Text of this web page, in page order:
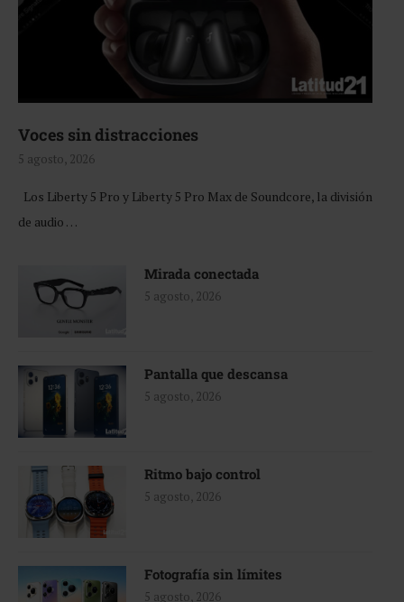
Voces sin distracciones
5 agosto, 2026
Los Liberty 5 Pro y Liberty 5 Pro Max de Soundcore, la división
de audio …
Mirada conectada
5 agosto, 2026
Pantalla que descansa
5 agosto, 2026
Ritmo bajo control
5 agosto, 2026
Fotografía sin límites
5 agosto, 2026